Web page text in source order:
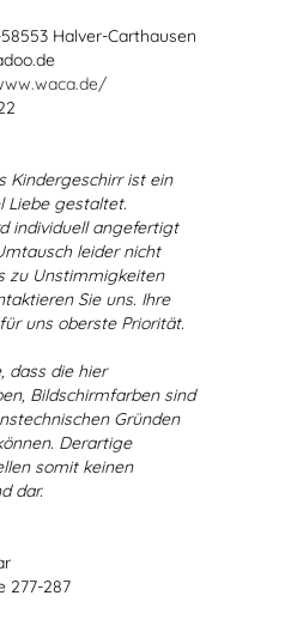
Halver-Carthausen
Kindergeschirr ist ein
Liebe gestaltet.
individuell angefertigt
leider nicht
zu Unstimmigkeiten
Sie uns. Ihre
uns oberste Priorität.
dass die hier
Bildschirmfarben sind
Gründen
Derartige
somit keinen
dar.
277-287